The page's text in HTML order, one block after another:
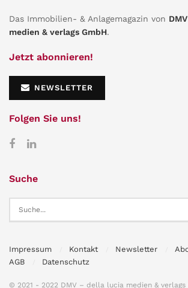
Das Immobilien- & Anlagemagazin von
medien & verlags GmbH.
Jetzt abonnieren!
NEWSLETTER
Folgen Sie uns!
Suche
Impressum Kontakt Newsletter
AGB
Datenschutz
© 2021 - 2022 DMV – della lucia medien & verlags